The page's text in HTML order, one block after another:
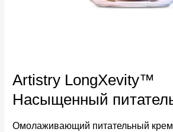
Artistry LongXevity™
Насыщенный
Омолаживающий питательный